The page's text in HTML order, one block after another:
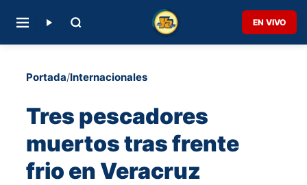
EN VIVO
Portada/Internacionales
Tres pescadores
muertos tras frente
frio en Veracruz